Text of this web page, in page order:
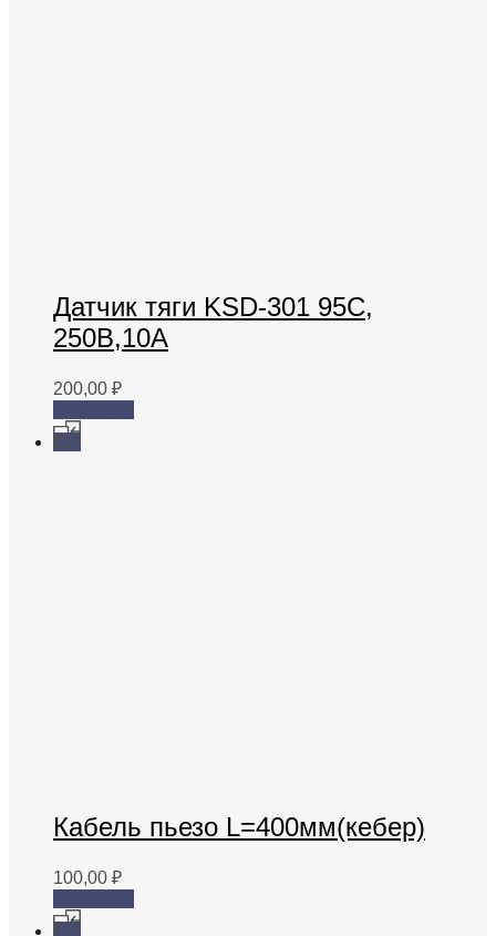
Датчик тяги KSD-301 95C,
250B,10A
200,00 ₽
Кабель пьезо L=400мм(кебер)
100,00 ₽